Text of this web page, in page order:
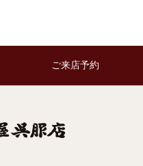
ご来店予約